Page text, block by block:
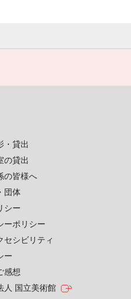
・貸出
の貸出
の皆様へ
団体
シー
ーポリシー
セシビリティ
ー
感想
人 国立美術館